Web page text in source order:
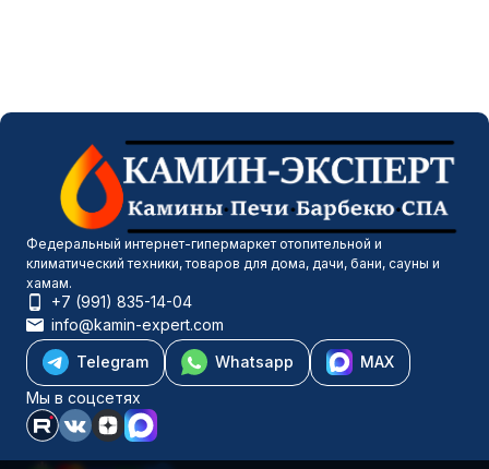
Федеральный интернет-гипермаркет отопительной и
климатический техники, товаров для дома, дачи, бани, сауны и
хамам.
+7 (991) 835-14-04
info@kamin-expert.com
Telegram
Whatsapp
MAX
Мы в соцсетях